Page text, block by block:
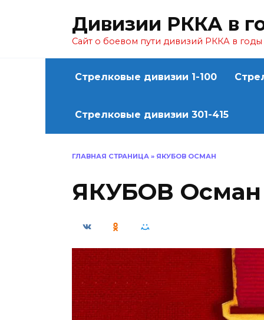
Дивизии РККА в
Сайт о боевом пути дивизий РККА в
Стрелковые дивизии 1-100
Стрелковые дивизии 301-415
ГЛАВНАЯ СТРАНИЦА » ЯКУБОВ ОСМАН
ЯКУБОВ Осман